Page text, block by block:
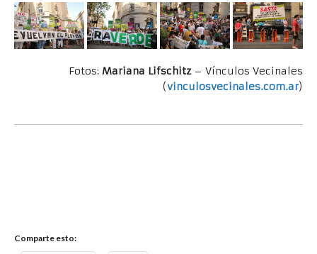
Fotos: Mariana Lifschitz– Vínculos Vecinales
(vinculosvecinales.com.ar)
Comparte esto: